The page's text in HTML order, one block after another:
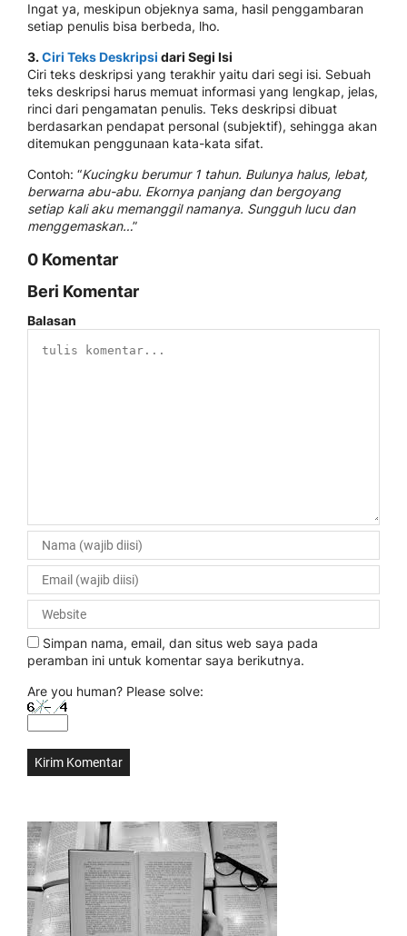
Ingat ya, meskipun objeknya sama, hasil penggambaran
setiap penulis bisa berbeda, lho.
3.Ciri Teks Deskripsi dari Segi Isi
Ciri teks deskripsi yang terakhir yaitu dari segi isi. Sebuah
teks deskripsi harus memuat informasi yang lengkap, jelas,
rinci dari pengamatan penulis. Teks deskripsi dibuat
berdasarkan pendapat personal (subjektif), sehingga akan
ditemukan penggunaan kata-kata sifat.
Contoh: “Kucingku berumur 1 tahun. Bulunya halus, lebat,
berwarna abu-abu. Ekornya panjang dan bergoyang
setiap kali aku memanggil namanya. Sungguh lucu dan
menggemaskan…”
0 Komentar
Beri Komentar
Balasan
Simpan nama, email, dan situs web saya pada
peramban ini untuk komentar saya berikutnya.
Are you human? Please solve: